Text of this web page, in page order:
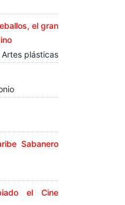
el gran
plásticas
Sabanero
el Cine